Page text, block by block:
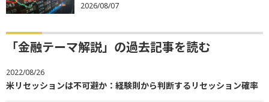
2026/08/07
「金融テーマ解説」の過去記事を読む
2022/08/26
米リセッションは不可避か：経験則から判断するリセッション確率